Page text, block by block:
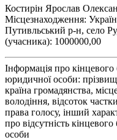
Костирін Ярослав
Місцезнаходження:
Путивльський р-н, село
(учасника): 1000000,00
Інформація про
юридичної особи:
країна громадянства,
володіння, відсоток
права голосу, інший
про відсутність
особи